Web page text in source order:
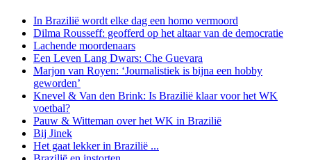
In Brazilië wordt elke dag een homo vermoord
Dilma Rousseff: geofferd op het altaar van de democratie
Lachende moordenaars
Een Leven Lang Dwars: Che Guevara
Marjon van Royen: ‘Journalistiek is bijna een hobby
geworden’
Knevel & Van den Brink: Is Brazilië klaar voor het WK
voetbal?
Pauw & Witteman over het WK in Brazilië
Bij Jinek
Het gaat lekker in Brazilië ...